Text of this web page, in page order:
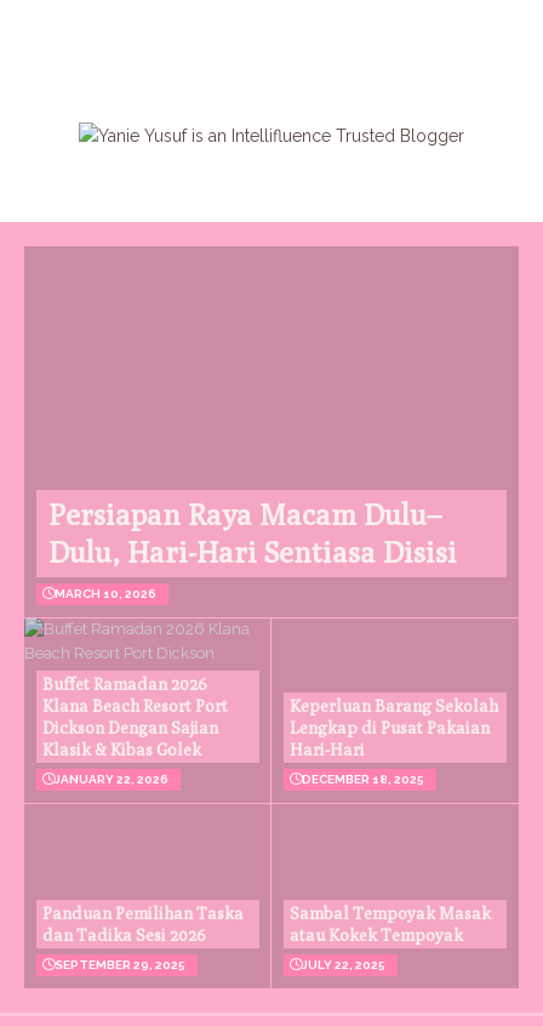
Persiapan Raya Macam Dulu–
Dulu, Hari-Hari Sentiasa Disisi
MARCH 10, 2026
Buffet Ramadan 2026
Klana Beach Resort Port
Dickson Dengan Sajian
Klasik & Kibas Golek
JANUARY 22, 2026
Keperluan Barang Sekolah
Lengkap di Pusat Pakaian
Hari-Hari
DECEMBER 18, 2025
Panduan Pemilihan Taska
dan Tadika Sesi 2026
SEPTEMBER 29, 2025
Sambal Tempoyak Masak
atau Kokek Tempoyak
JULY 22, 2025